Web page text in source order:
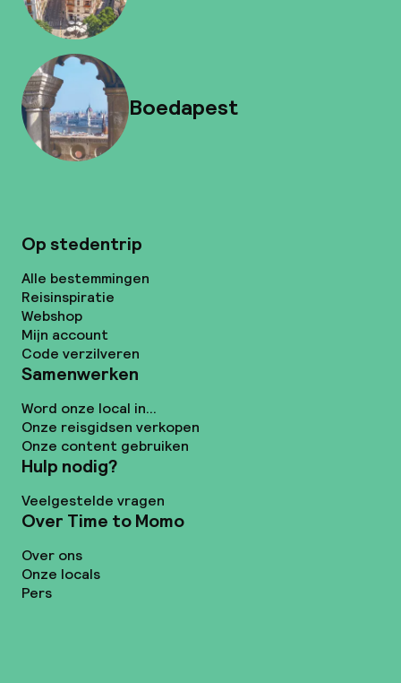
Boedapest
Op stedentrip
Alle bestemmingen
Reisinspiratie
Webshop
Mijn account
Code verzilveren
Samenwerken
Word onze local in...
Onze reisgidsen verkopen
Onze content gebruiken
Hulp nodig?
Veelgestelde vragen
Over Time to Momo
Over ons
Onze locals
Pers